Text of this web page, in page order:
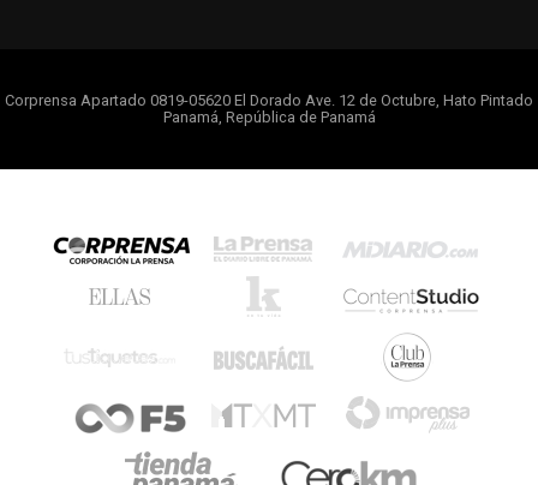
Corprensa Apartado 0819-05620 El Dorado Ave. 12 de Octubre, Hato Pintado
Panamá, República de Panamá